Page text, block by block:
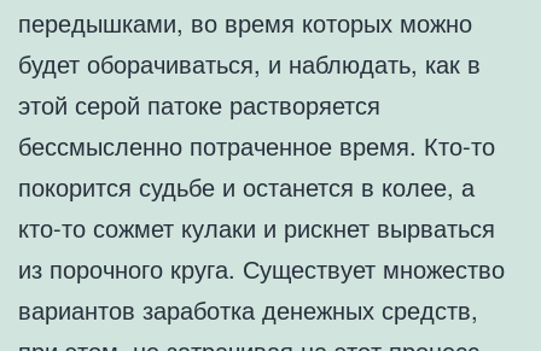
передышками, во время которых можно
будет оборачиваться, и наблюдать, как в
этой серой патоке растворяется
бессмысленно потраченное время. Кто-то
покорится судьбе и останется в колее, а
кто-то сожмет кулаки и рискнет вырваться
из порочного круга. Существует множество
вариантов заработка денежных средств,